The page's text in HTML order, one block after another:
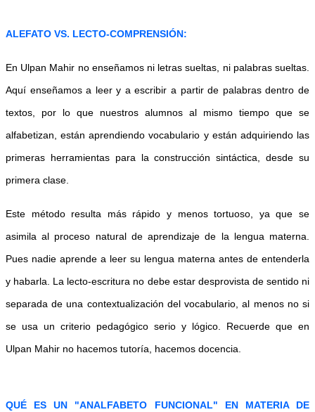
ALEFATO VS. LECTO-COMPRENSIÓN:
En Ulpan Mahir no enseñamos ni letras sueltas, ni palabras sueltas.
Aquí enseñamos a leer y a escribir a partir de palabras dentro de
textos, por lo que nuestros alumnos al mismo tiempo que se
alfabetizan, están aprendiendo vocabulario y están adquiriendo las
primeras herramientas para la construcción sintáctica, desde su
primera clase.
Este método resulta más rápido y menos tortuoso, ya que se
asimila al proceso natural de aprendizaje de la lengua materna.
Pues nadie aprende a leer su lengua materna antes de entenderla
y habarla. La lecto-escritura no debe estar desprovista de sentido ni
separada de una contextualización del vocabulario, al menos no si
se usa un criterio pedagógico serio y lógico. Recuerde que en
Ulpan Mahir no hacemos tutoría, hacemos docencia.
QUÉ ES UN "ANALFABETO FUNCIONAL" EN MATERIA DE